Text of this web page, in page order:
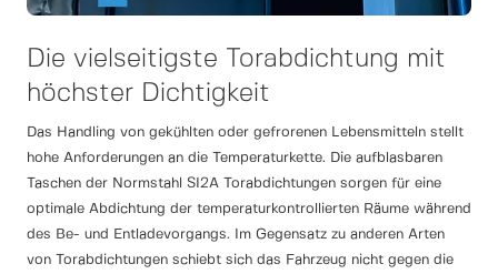
Die vielseitigste Torabdichtung mit
höchster Dichtigkeit
Das Handling von gekühlten oder gefrorenen Lebensmitteln stellt
hohe Anforderungen an die Temperaturkette. Die aufblasbaren
Taschen der Normstahl SI2A Torabdichtungen sorgen für eine
optimale Abdichtung der temperaturkontrollierten Räume während
des Be- und Entladevorgangs. Im Gegensatz zu anderen Arten
von Torabdichtungen schiebt sich das Fahrzeug nicht gegen die